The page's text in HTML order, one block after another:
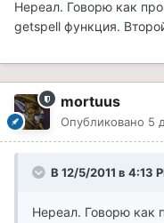
Нереал. Говорю как
getspell функция.
mortuus
Опубликовано 5
В 12/5/2011 в 4:13
Нереал. Говорю как